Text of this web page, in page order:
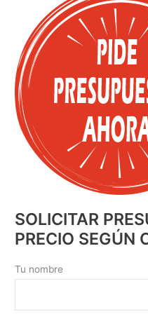
SOLICITAR
PRECIO SEGÚN
Tu nombre